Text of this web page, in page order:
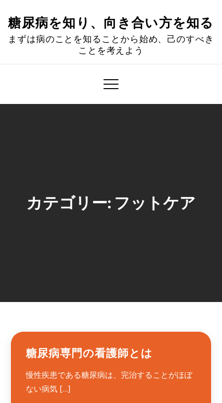
content
糖尿病を知り、向き合い方を知る
まずは病のことを知ることから始め、己のすべき
ことを考えよう
カテゴリー: フットケア
糖尿病専門の看護師とは
慢性疾患である糖尿病は、完治することがほぼ
ない病気 […]